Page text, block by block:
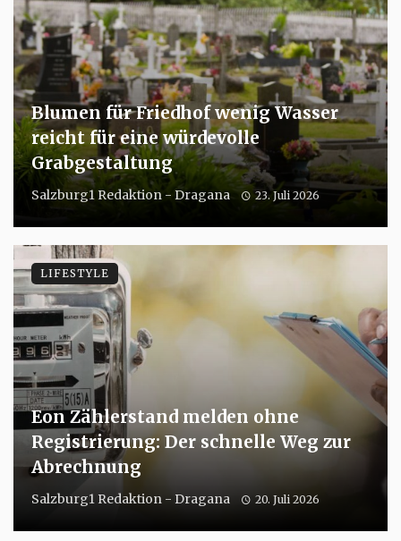
Blumen für Friedhof wenig Wasser
reicht für eine würdevolle
Grabgestaltung
Salzburg1 Redaktion - Dragana 23. Juli 2026
Eon Zählerstand melden ohne
Registrierung: Der schnelle Weg zur
Abrechnung
Salzburg1 Redaktion - Dragana 20. Juli 2026
LIFESTYLE